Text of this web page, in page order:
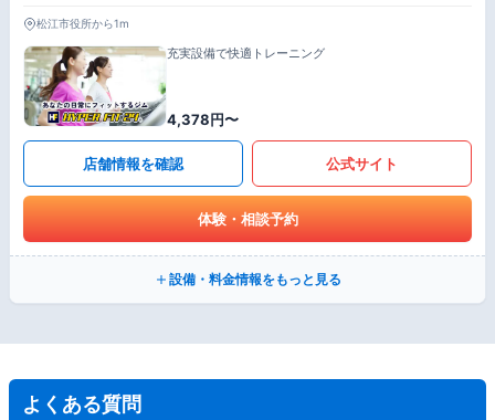
松江市役所から1m
充実設備で快適トレーニング
4,378円〜
店舗情報を確認 公式サイト
体験・相談予約
設備・料金情報をもっと見る
よくある質問